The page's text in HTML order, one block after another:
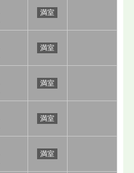
満室
満室
満室
満室
満室